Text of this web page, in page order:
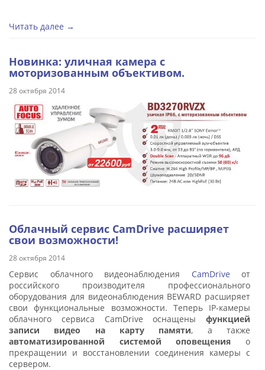
Читать далее →
Новинка: уличная камера с
моторизованным объективом.
28 октября 2014
Облачный сервис CamDrive расширяет
свои возможности!
28 октября 2014
Сервис облачного видеонаблюдения CamDrive от
российского производителя профессионального
оборудования для видеонаблюдения BEWARD расширяет
свои функциональные возможности. Теперь IP-камеры
облачного сервиса CamDrive оснащены функцией
записи видео на карту памяти, а также
автоматизированной системой оповещения о
прекращении и восстановлении соединения камеры с
сервером.